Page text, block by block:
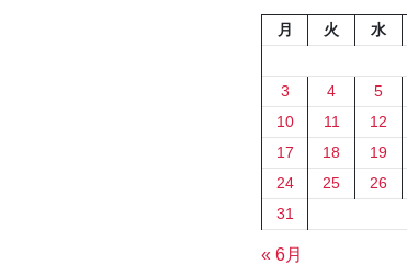
月 火 水
3
4 5
10
11 12
17
18 19
24
25 26
31
« 6月